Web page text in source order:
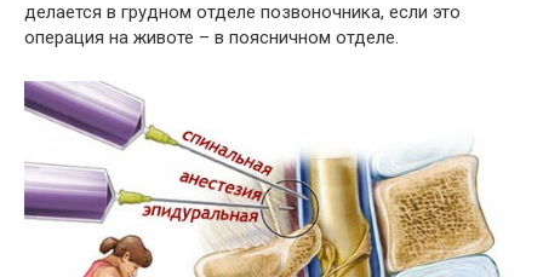
делается в грудном отделе позвоночника, если это
операция на животе – в поясничном отделе.